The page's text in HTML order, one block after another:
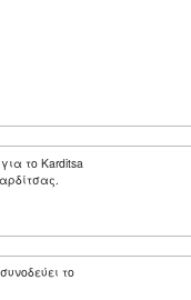
το Karditsa
το